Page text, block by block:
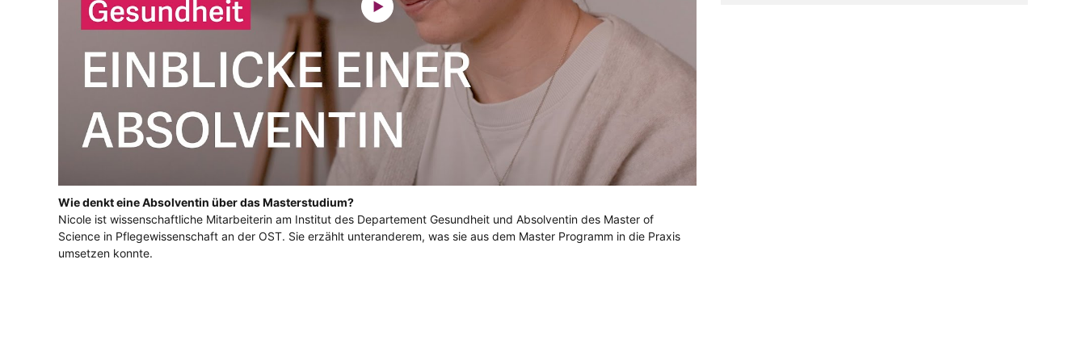
Wie denkt eine Absolventin über das Masterstudium?
Nicole ist wissenschaftliche Mitarbeiterin am Institut des Departement Gesundheit und Absolventin des Master of
Science in Pflegewissenschaft an der OST. Sie erzählt unteranderem, was sie aus dem Master Programm in die Praxis
umsetzen konnte.